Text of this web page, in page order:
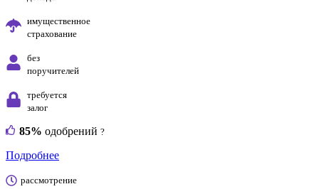
имущественное
страхование
без
поручителей
требуется
залог
85% одобрений ?
Подробнее
рассмотрение